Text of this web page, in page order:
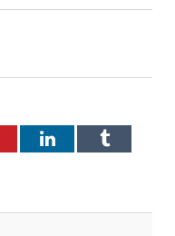
LinkedInTumblr